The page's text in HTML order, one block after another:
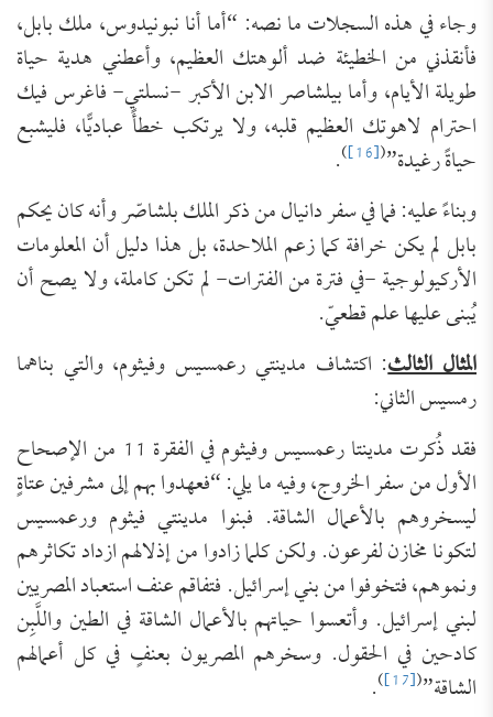
وجاء في هذه السجلات ما نصه: “أما أنا نبونيدوس، ملك بابل،
فأنقذني من الخطيئة ضد ألوهتك العظيم، وأعطني هدية حياة
طويلة الأيام، وأما بيلشاصر الابن الأكبر -نسلتي- فاغرس فيك
احترام لاهوتك العظيم قلبه، ولا يرتكب خطأً عباديًّا، فليشبع
حياةً رغيدة”(
[16]
)
.
وبناءً عليه: فما في سفر دانيال من ذكر الملك بلشاصّر وأنه كان يحكم
بابل لم يكن خرافة كما زعم الملاحدة، بل هذا دليل أن المعلومات
الأركيولوجية -في فترة من الفترات- لم تكن كاملة، ولا يصح أن
يُبنى عليها علم قطعيّ.
المثال الثالث: اكتشاف مدينتي رعمسيس وفيثوم، والتي بناهما
رمسيس الثاني:
فقد ذُكرت مدينتا رعمسيس وفيثوم في الفقرة 11 من الإصحاح
الأول من سفر الخروج، وفيه ما يلي: “فعهدوا بهم إلى مشرفين عتاةٍ
ليسخروهم بالأعمال الشاقة. فبنوا مدينتي فيثوم ورعمسيس
لتكونا مخازن لفرعون. ولكن كلما زادوا من إذلالهم ازداد تكاثرهم
ونموهم، فتخوفوا من بني إسرائيل. فتفاقم عنف استعباد المصريين
لبني إسرائيل. وأتعسوا حياتهم بالأعمال الشاقة في الطين واللَّبِن
كادحين في الحقول. وسخرهم المصريون بعنفٍ في كل أعمالهم
الشاقة”(
[17]
)
.